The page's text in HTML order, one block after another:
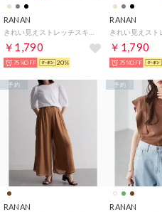
RANAN
きれい見えストレッチスキニーデニム （ブラック）
￥1,790
75%OFF 20%
RANAN
￥1,790
75%OFF
RANAN
予約
RANAN
予約